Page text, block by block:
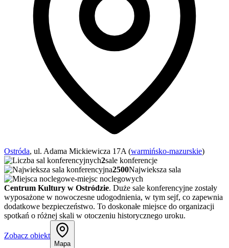
Ostróda, ul. Adama Mickiewicza 17A (warmińsko-mazurskie)
2sale konferencje
2500Najwieksza sala
-miejsc noclegowych
Centrum Kultury w Ostródzie. Duże sale konferencyjne zostały
wyposażone w nowoczesne udogodnienia, w tym sejf, co zapewnia
dodatkowe bezpieczeństwo. To doskonałe miejsce do organizacji
spotkań o różnej skali w otoczeniu historycznego uroku.
Zobacz obiekt
Mapa